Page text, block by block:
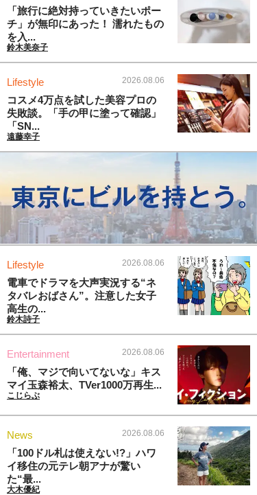
「旅行に絶対持っていきたいポー
チ」が無印にあった！ 濡れたもの
を入...
鈴木美奈子
Lifestyle 2026.08.06
コスメ4万点を試した美容プロの
失敗談。「手の甲に塗って確認」
「SN...
遠藤幸子
Lifestyle 2026.08.06
電車でドラマを大声実況する“ネ
タバレおばさん”。注意した女子
高生の...
鈴木詩子
Entertainment 2026.08.06
「俺、マジで向いてないな」キス
マイ玉森裕太、TVer1000万再生...
こじらぶ
News 2026.08.06
「100ドル札は使えない!?」ハワ
イ移住の元テレ朝アナが驚い
た“最...
大木優紀